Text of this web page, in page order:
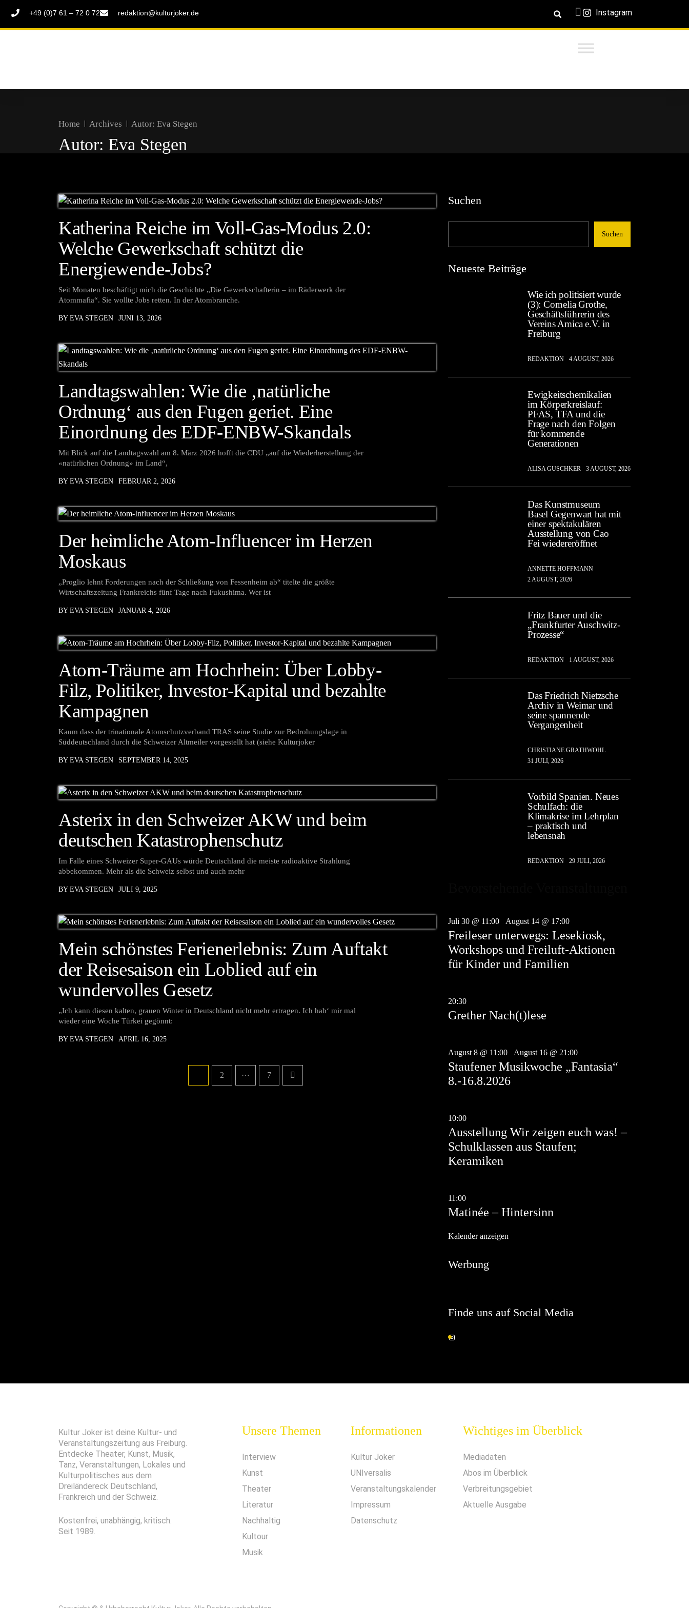
+49 (0)7 61 – 72 0 72 redaktion@kulturjoker.de Instagram
Home Archives Autor: Eva Stegen
Autor: Eva Stegen
Katherina Reiche im Voll-Gas-Modus 2.0:
Welche Gewerkschaft schützt die
Energiewende-Jobs?
Seit Monaten beschäftigt mich die Geschichte „Die Gewerkschafterin – im Räderwerk der
Atommafia“. Sie wollte Jobs retten. In der Atombranche.
BY EVA STEGEN JUNI 13, 2026
Landtagswahlen: Wie die ‚natürliche
Ordnung‘ aus den Fugen geriet. Eine
Einordnung des EDF-ENBW-Skandals
Mit Blick auf die Landtagswahl am 8. März 2026 hofft die CDU „auf die Wiederherstellung der
«natürlichen Ordnung» im Land“,
BY EVA STEGEN FEBRUAR 2, 2026
Der heimliche Atom-Influencer im Herzen
Moskaus
„Proglio lehnt Forderungen nach der Schließung von Fessenheim ab“ titelte die größte
Wirtschaftszeitung Frankreichs fünf Tage nach Fukushima. Wer ist
BY EVA STEGEN JANUAR 4, 2026
Atom-Träume am Hochrhein: Über Lobby-
Filz, Politiker, Investor-Kapital und bezahlte
Kampagnen
Kaum dass der trinationale Atomschutzverband TRAS seine Studie zur Bedrohungslage in
Süddeutschland durch die Schweizer Altmeiler vorgestellt hat (siehe Kulturjoker
BY EVA STEGEN SEPTEMBER 14, 2025
Asterix in den Schweizer AKW und beim
deutschen Katastrophenschutz
Im Falle eines Schweizer Super-GAUs würde Deutschland die meiste radioaktive Strahlung
abbekommen. Mehr als die Schweiz selbst und auch mehr
BY EVA STEGEN JULI 9, 2025
Mein schönstes Ferienerlebnis: Zum Auftakt
der Reisesaison ein Loblied auf ein
wundervolles Gesetz
„Ich kann diesen kalten, grauen Winter in Deutschland nicht mehr ertragen. Ich hab‘ mir mal
wieder eine Woche Türkei gegönnt:
BY EVA STEGEN APRIL 16, 2025
2 … 7
Suchen
Suchen
Neueste Beiträge
Wie ich politisiert wurde
(3): Cornelia Grothe,
Geschäftsführerin des
Vereins Amica e.V. in
Freiburg
REDAKTION 4 AUGUST, 2026
Ewigkeitschemikalien
im Körperkreislauf:
PFAS, TFA und die
Frage nach den Folgen
für kommende
Generationen
ALISA GUSCHKER 3 AUGUST, 2026
Das Kunstmuseum
Basel Gegenwart hat mit
einer spektakulären
Ausstellung von Cao
Fei wiedereröffnet
ANNETTE HOFFMANN
2 AUGUST, 2026
Fritz Bauer und die
„Frankfurter Auschwitz-
Prozesse“
REDAKTION 1 AUGUST, 2026
Das Friedrich Nietzsche
Archiv in Weimar und
seine spannende
Vergangenheit
CHRISTIANE GRATHWOHL
31 JULI, 2026
Vorbild Spanien. Neues
Schulfach: die
Klimakrise im Lehrplan
– praktisch und
lebensnah
REDAKTION 29 JULI, 2026
Juli 30 @ 11:00
August 14 @ 17:00
Freileser unterwegs: Lesekiosk,
Workshops und Freiluft-Aktionen
für Kinder und Familien
20:30
Grether Nach(t)lese
August 8 @ 11:00
August 16 @ 21:00
Staufener Musikwoche „Fantasia“
8.-16.8.2026
10:00
Ausstellung Wir zeigen euch was! –
Schulklassen aus Staufen;
Keramiken
11:00
Matinée – Hintersinn
Kalender anzeigen
Werbung
Finde uns auf Social Media
Kultur Joker ist deine Kultur- und
Veranstaltungszeitung aus Freiburg.
Entdecke Theater, Kunst, Musik,
Tanz, Veranstaltungen, Lokales und
Kulturpolitisches aus dem
Dreiländereck Deutschland,
Frankreich und der Schweiz.
Kostenfrei, unabhängig, kritisch.
Seit 1989.
Unsere Themen
Interview
Kunst
Theater
Literatur
Nachhaltig
Kultour
Musik
Informationen
Kultur Joker
UNIversalis
Veranstaltungskalender
Impressum
Datenschutz
Wichtiges im Überblick
Mediadaten
Abos im Überblick
Verbreitungsgebiet
Aktuelle Ausgabe